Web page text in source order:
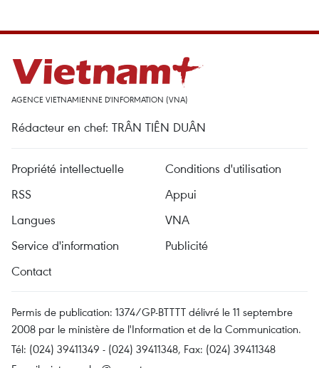
AGENCE VIETNAMIENNE D'INFORMATION (VNA)
Rédacteur en chef: TRÂN TIÊN DUÂN
Propriété intellectuelle
Conditions d'utilisation
RSS
Appui
Langues
VNA
Service d'information
Publicité
Contact
Permis de publication: 1374/GP-BTTTT délivré le 11 septembre
2008 par le ministère de l'Information et de la Communication.
Tél: (024) 39411349 - (024) 39411348, Fax: (024) 39411348